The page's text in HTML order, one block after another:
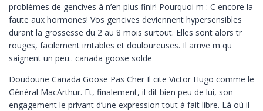
problèmes de gencives à n’en plus finir! Pourquoi m : C encore la
faute aux hormones! Vos gencives deviennent hypersensibles
durant la grossesse du 2 au 8 mois surtout. Elles sont alors tr
rouges, facilement irritables et douloureuses. Il arrive m qu
saignent un peu.. canada goose solde
Doudoune Canada Goose Pas Cher Il cite Victor Hugo comme le
Général MacArthur. Et, finalement, il dit bien peu de lui, son
engagement le privant d’une expression tout à fait libre. Là où il